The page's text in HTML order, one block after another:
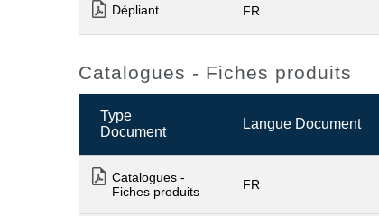
Dépliant FR
Catalogues - Fiches produits
Type
Document
Langue Document
Catalogues -
Fiches produits
FR